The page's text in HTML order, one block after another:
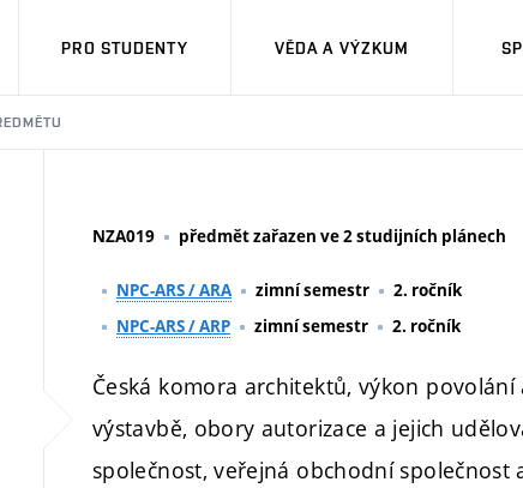
PRO STUDENTY VĚDA A VÝZKUM
NZA019 předmět zařazen ve 2 studijních plánech
NPC-ARS / ARA zimní semestr
2. ročník
NPC-ARS / ARP
zimní semestr 2. ročník
Česká komora architektů, výkon
výstavbě, obory autorizace a jejich
společnost, veřejná obchodní